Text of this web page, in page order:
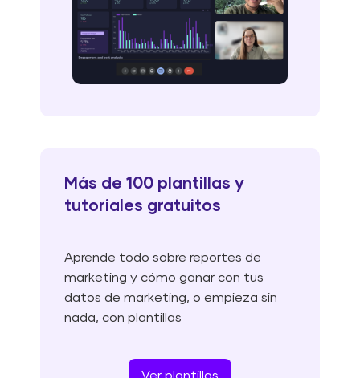
Más de 100 plantillas y
tutoriales gratuitos
Aprende todo sobre reportes de
marketing y cómo ganar con tus
datos de marketing, o empieza sin
nada, con plantillas